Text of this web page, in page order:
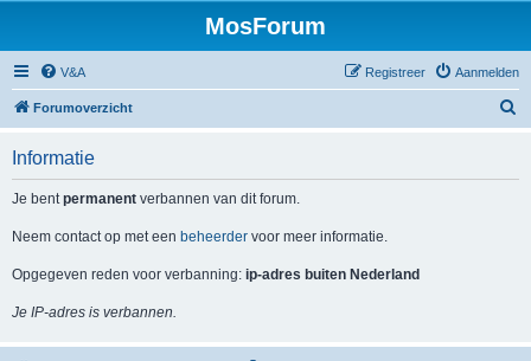
MosForum
V&A Aanmelden
Registreer
Forumoverzicht
Informatie
Je bentpermanent verbannen van dit forum.
Neem contact op met een beheerder voor meer informatie.
Opgegeven reden voor verbanning: ip-adres buiten Nederland
Je IP-adres is verbannen.